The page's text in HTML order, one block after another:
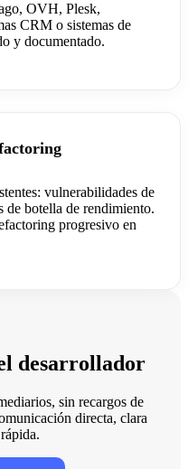
OVH, Plesk,
CRM o sistemas de
y documentado.
vulnerabilidades de
de botella de rendimiento.
progresivo en
desarrollador
sin recargos de
directa, clara